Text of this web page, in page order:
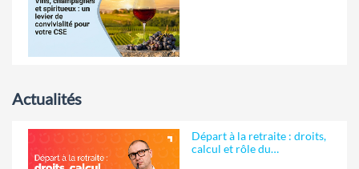
Actualités
Départ à la retraite : droits,
calcul et rôle du…